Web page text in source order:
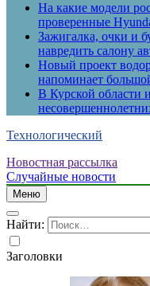
На какие модели
проверенные
Зажигалка, очки и
навредить салону
Новый проект
напоминает
В Курской области
Технологический
Новостная рассылка
Случайные новости
Меню
Найти:
Заголовки